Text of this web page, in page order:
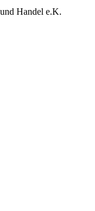
Handel e.K.